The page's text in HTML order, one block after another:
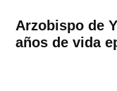
Arzobispo de
años de vida